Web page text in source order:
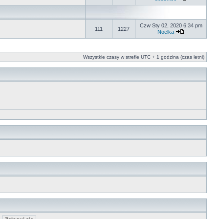
111 1227
Czw Sty 02, 2020 6:34 pm
Noelka
Wszystkie czasy w strefie UTC + 1 godzina (czas letni)